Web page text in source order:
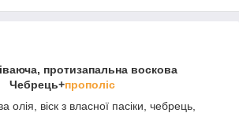
протизапальна воскова
Чебрець+прополіс
олія, віск з власної пасіки, чебрець,